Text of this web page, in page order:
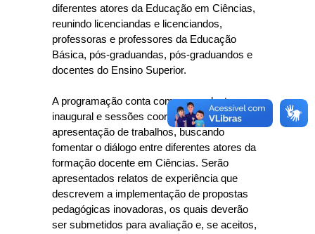
diferentes atores da Educação em Ciências,
reunindo licenciandas e licenciandos,
professoras e professores da Educação
Básica, pós-graduandas, pós-graduandos e
docentes do Ensino Superior.
A programação conta com uma palestra
inaugural e sessões coordenadas de
apresentação de trabalhos, buscando
fomentar o diálogo entre diferentes atores da
formação docente em Ciências. Serão
apresentados relatos de experiência que
descrevem a implementação de propostas
pedagógicas inovadoras, os quais deverão
ser submetidos para avaliação e, se aceitos,